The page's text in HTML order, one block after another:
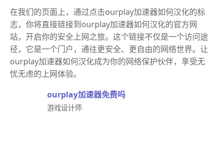
在我们的页面上，通过点击ourplay加速器如何汉化的标
志，你将直接链接到ourplay加速器如何汉化的官方网
站，开启你的安全上网之旅。这个链接不仅是一个访问途
径，它是一个门户，通往更安全、更自由的网络世界。让
ourplay加速器如何汉化成为你的网络保护伙伴，享受无
忧无虑的上网体验。
ourplay加速器免费吗
游戏设计师